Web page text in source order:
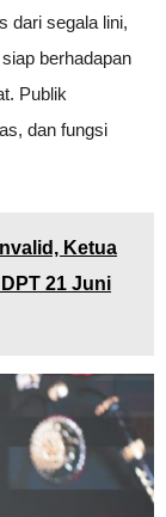
dari segala lini,
berhadapan
Publik
dan fungsi
Ketua
21 Juni